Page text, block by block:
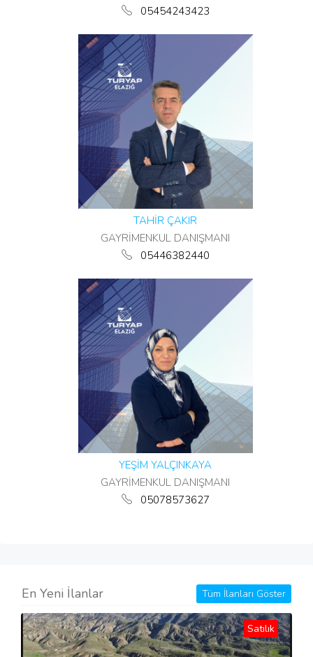
05454243423
TAHİR ÇAKIR
GAYRİMENKUL DANIŞMANI
05446382440
YEŞİM YALÇINKAYA
GAYRİMENKUL DANIŞMANI
05078573627
En Yeni İlanlar Tüm İlanları Göster
Satılık